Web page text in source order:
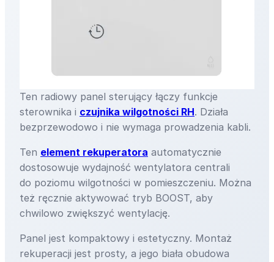
Ten radiowy panel sterujący łączy funkcje
sterownika i czujnika wilgotności RH. Działa
bezprzewodowo i nie wymaga prowadzenia kabli.
Ten element rekuperatora automatycznie
dostosowuje wydajność wentylatora centrali
do poziomu wilgotności w pomieszczeniu. Można
też ręcznie aktywować tryb BOOST, aby
chwilowo zwiększyć wentylację.
Panel jest kompaktowy i estetyczny. Montaż
rekuperacji jest prosty, a jego biała obudowa